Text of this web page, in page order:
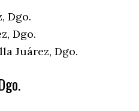
Dgo.
Dgo.
Juárez, Dgo.